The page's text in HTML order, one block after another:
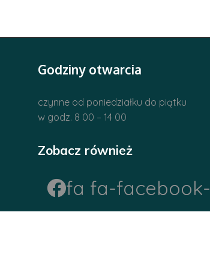
Godziny otwarcia
czynne od poniedziałku do piątku
w godz. 8 00 – 14 00
Zobacz również
fa fa-facebook-
official